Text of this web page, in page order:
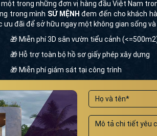
trong những đơn vị hàng đầu Việt Nam
trong mình SỨ MỆNH đem đến cho khách
ưu đãi để sở hữu ngay một không gian sống
🎁 Miễn phí 3D sân vườn tiểu cảnh
🎁 Hỗ trợ toàn bộ hồ sơ giấy phép xây dựng
🎁 Miễn phí giám sát tại công trình